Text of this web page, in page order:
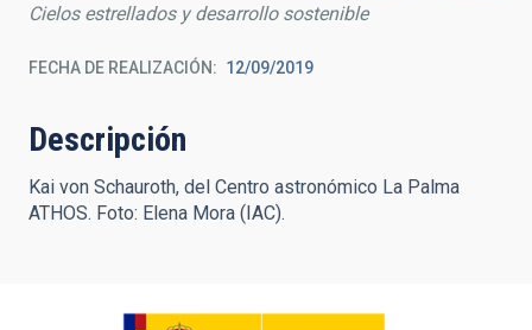
Cielos estrellados y desarrollo sostenible
FECHA DE REALIZACIÓN 12/09/2019
Descripción
Kai von Schauroth, del Centro astronómico La Palma
ATHOS. Foto: Elena Mora (IAC).